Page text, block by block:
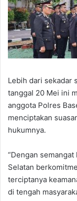
Lebih dari sekadar
tanggal 20 Mei ini
anggota Polres
menciptakan
hukumnya.
“Dengan
Selatan
terciptanya
di tengah